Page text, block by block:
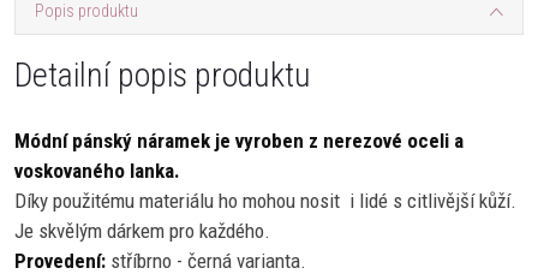
Popis produktu
Detailní popis produktu
Módní pánský náramek je vyroben z nerezové oceli a
voskovaného lanka.
Díky použitému materiálu ho mohou nosit i lidé s citlivější kůží.
Je skvělým dárkem pro každého.
Provedení: stříbrno - černá varianta.